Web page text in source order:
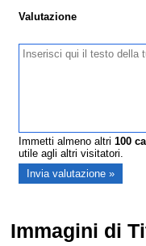
Valutazione
Immetti almeno altri100
utile agli altri visitatori.
Immagini di